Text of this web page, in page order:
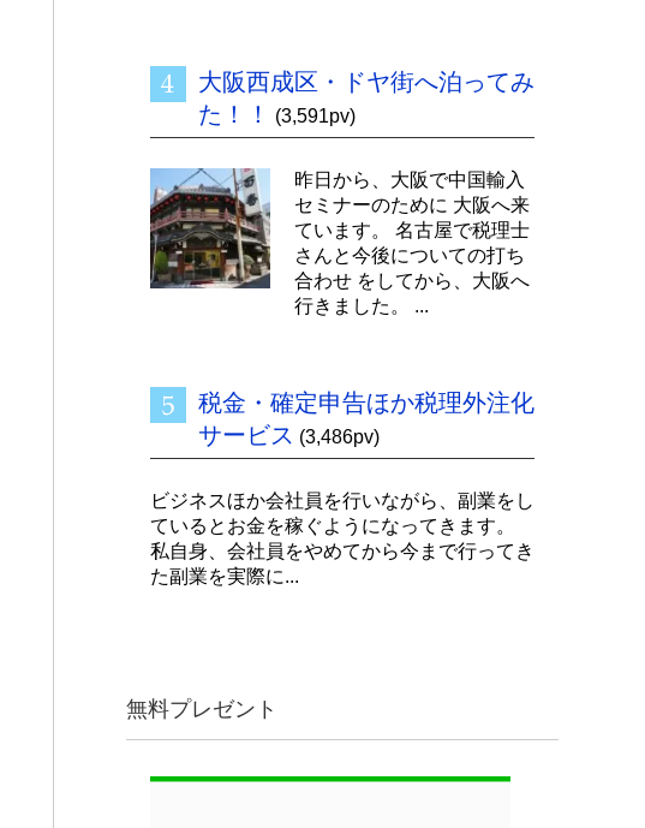
大阪西成区・ドヤ街へ泊ってみ
た！！
(3,591pv)
昨日から、大阪で中国輸入
セミナーのために 大阪へ来
ています。 名古屋で税理士
さんと今後についての打ち
合わせ をしてから、大阪へ
行きました。 ...
税金・確定申告ほか税理外注化
サービス (3,486pv)
ビジネスほか会社員を行いながら、副業をし
ているとお金を稼ぐようになってきます。
私自身、会社員をやめてから今まで行ってき
た副業を実際に...
無料プレゼント